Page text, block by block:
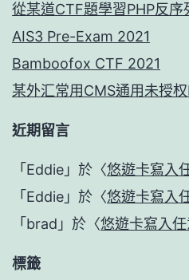
從某道CTF題學習PHP反序
AIS3 Pre-Exam 2021
Bamboofox CTF 2021
某外汇常用CMS通用未授权
近期留言
「 Eddie 」於〈悠遊卡寫入
「 Eddie 」於〈悠遊卡寫入
「 brad 」於〈悠遊卡寫入
標籤